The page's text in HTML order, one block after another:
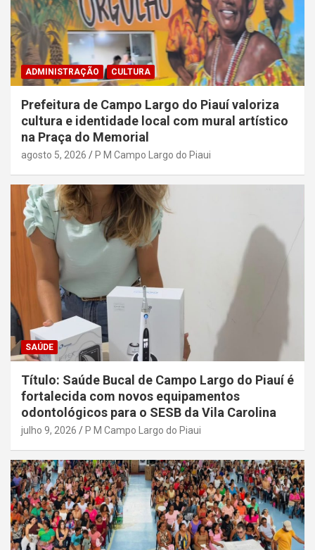
ADMINISTRAÇÃO CULTURA
Prefeitura de Campo Largo do Piauí valoriza
cultura e identidade local com mural artístico
na Praça do Memorial
agosto 5, 2026 P M Campo Largo do Piaui
SAÚDE
Título: Saúde Bucal de Campo Largo do Piauí é
fortalecida com novos equipamentos
odontológicos para o SESB da Vila Carolina
julho 9, 2026 P M Campo Largo do Piaui